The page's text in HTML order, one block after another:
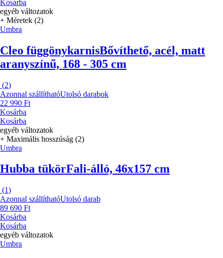
Kosárba
egyéb változatok
+ Méretek (2)
Umbra
Cleo függönykarnisBővíthető, acél, matt
aranyszínű, 168 - 305 cm
(2)
Azonnal szállíthatóUtolsó darabok
22 990 Ft
Kosárba
Kosárba
egyéb változatok
+ Maximális hosszúság (2)
Umbra
Hubba tükörFali-álló, 46x157 cm
(1)
Azonnal szállíthatóUtolsó darab
89 690 Ft
Kosárba
Kosárba
egyéb változatok
Umbra